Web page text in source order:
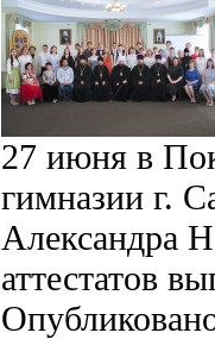
Педагоги
победителями
этапа XXI
конкурса «За
подвиг
27 июня в
гимназии г.
Александра
аттестатов